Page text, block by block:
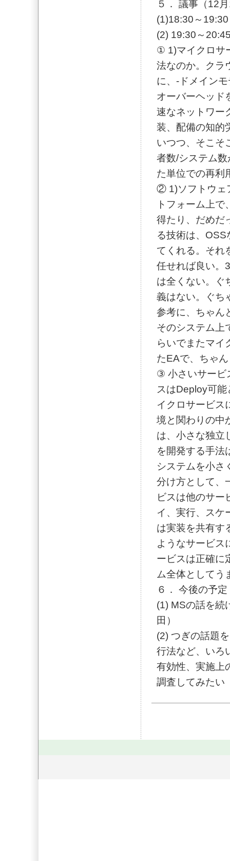
５． 議事（12
(1)18:30～
(2) 19:30～
① 1)マイクロサ
法なのか。クラ
に、-ドメイン
オーバーヘッド
速なネットワー
装、配備の知的
いつつ、そこそ
者数/システム
た単位での再利
② 1)ソフトウェ
トフォーム上
得たり、だめだ
る技術は、
てくれる。それ
任せれば良い。
は全くない。ぐ
義はない。ぐち
参考に、ちゃん
そのシステム上
らいでまたマイ
たEAで、ちゃ
③ 小さいサービ
スはDeploy可
イクロサービス
境と関わりの中
は、小さな独立
を開発する手法
システムを小さ
分け方として、
ビスは他のサー
イ、実行、スケ
は実装を共有す
ようなサービ
ービスは正確に
ム全体としてう
６． 今後の予定
(1) MSの話を続
田）
(2) つぎの話題
行法など、いろ
有効性、実施上
調査してみたい